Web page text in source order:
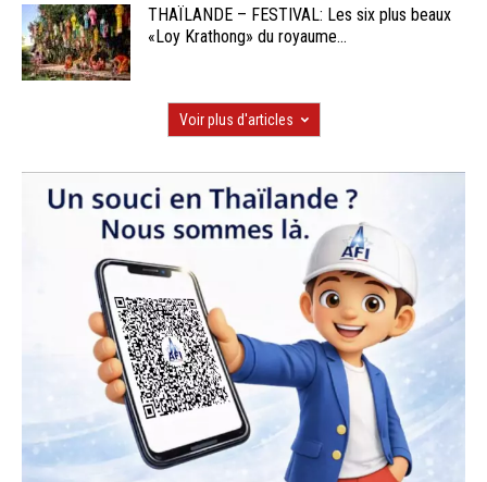
THAÏLANDE – FESTIVAL: Les six plus beaux
«Loy Krathong» du royaume...
Voir plus d'articles